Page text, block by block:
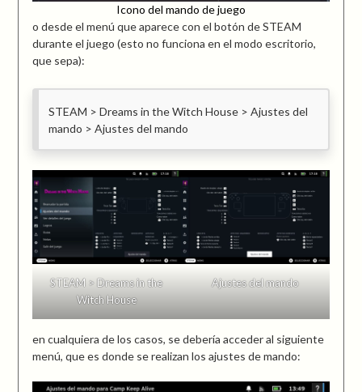
Icono del mando de juego
o desde el menú que aparece con el botón de STEAM
durante el juego (esto no funciona en el modo escritorio,
que sepa):
STEAM > Dreams in the Witch House > Ajustes del
mando > Ajustes del mando
STEAM > Dreams in the
Witch House
Ajustes del mando
en cualquiera de los casos, se debería acceder al siguiente
menú, que es donde se realizan los ajustes de mando: